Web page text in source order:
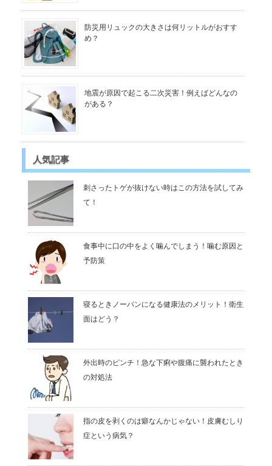
防災用リュックの大きさは何リットルがおすす
め？
地震が原因で起こる二次災害！例えばどんなの
がある？
人気記事
刺さったトゲが抜けない時はこの方法を試してみ
て！
食事中に口の中をよく噛んでしまう！噛む原因と
予防策
寝るときノーパンになる健康法のメリット！衛生
面はどう？
外出時のピンチ！急な下痢や腹痛に襲われたとき
の対処法
指の皮を剥くのは癖なんかじゃない！皮膚むしり
症という病気？